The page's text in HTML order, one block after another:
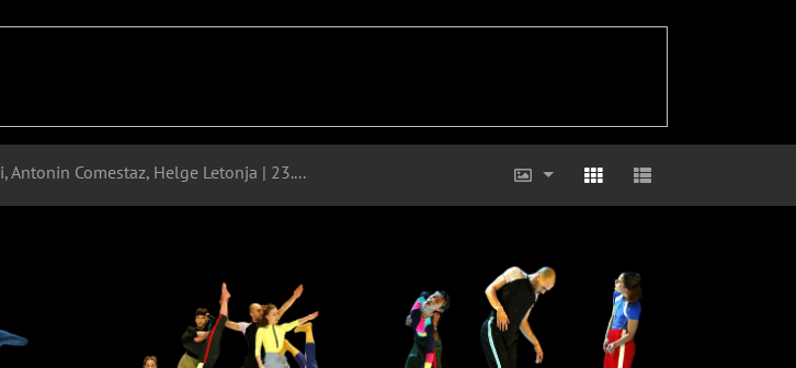
"Moving Mountains" | Chr.: Kossi S. Wokawui, Antonin Comestaz, Helge Letonja | 23.02.2023 | Teo Otto Theater Remscheid